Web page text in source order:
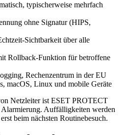
typischerweise mehrfach
ohne Signatur (HIPS,
Sichtbarkeit über alle
Rollback-Funktion für betroffene
Rechenzentrum in der EU
macOS, Linux und mobile Geräte
Netzleiter ist ESET PROTECT
Auffälligkeiten werden
beim nächsten Routinebesuch.